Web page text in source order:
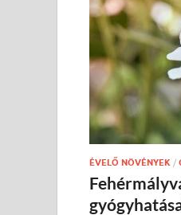
ÉVELŐ NÖVÉNYEK /